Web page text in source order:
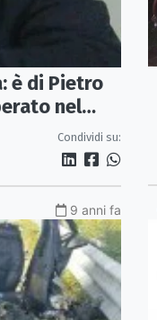
è di Pietro
nel
Condividi su:
9 anni fa